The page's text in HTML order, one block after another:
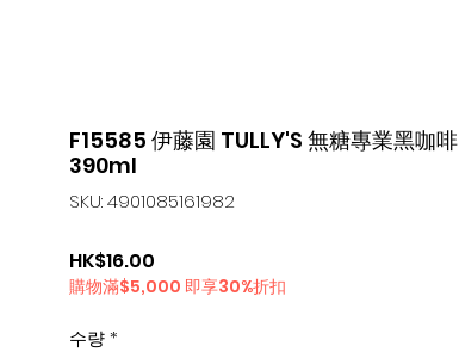
F15585 伊藤園 TULLY'S 無糖專業黑咖啡
390ml
SKU: 4901085161982
HK$16.00
격
購物滿$5,000 即享30%折扣
수량*